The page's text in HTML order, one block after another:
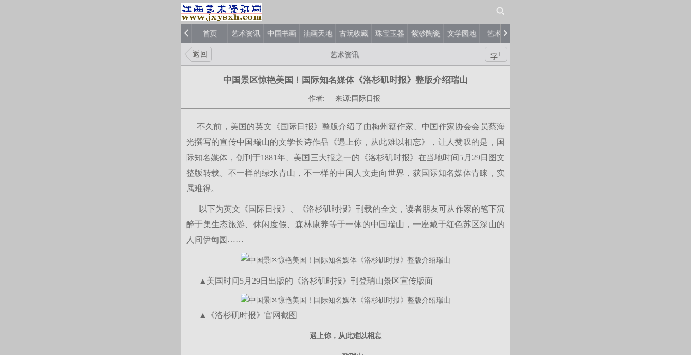
首页 艺术资讯 中国书画 油画天地 古玩收藏 珠宝玉器 紫砂陶瓷 文学园地 艺术品
返回 艺术资讯 字+
中国景区惊艳美国！国际知名媒体《洛杉矶时报》整版介绍瑞山
作者: 来源:国际日报
不久前，美国的英文《国际日报》整版介绍了由梅州籍作家、中国作家协会会员蔡海
光撰写的宣传中国瑞山的文学长诗作品《遇上你，从此难以相忘》，让人赞叹的是，国
际知名媒体，创刊于1881年、美国三大报之一的《洛杉矶时报》在当地时间5月29日图文
整版转载。不一样的绿水青山，不一样的中国人文走向世界，获国际知名媒体青睐，实
属难得。
以下为英文《国际日报》、《洛杉矶时报》刊载的全文，读者朋友可从作家的笔下沉
醉于集生态旅游、休闲度假、森林康养等于一体的中国瑞山，一座藏于红色苏区深山的
人间伊甸园……
▲美国时间5月29日出版的《洛杉矶时报》刊登瑞山景区宣传版面
▲《洛杉矶时报》官网截图
遇上你，从此难以相忘